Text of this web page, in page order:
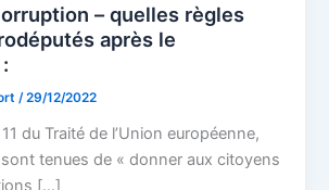
– quelles règles
après le
/29/12/2022
11 du Traité de l’Union européenne,
tenues de « donner aux citoyens
[…]